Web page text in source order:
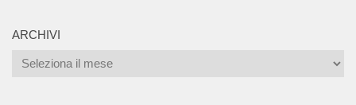
ARCHIVI
Archivi